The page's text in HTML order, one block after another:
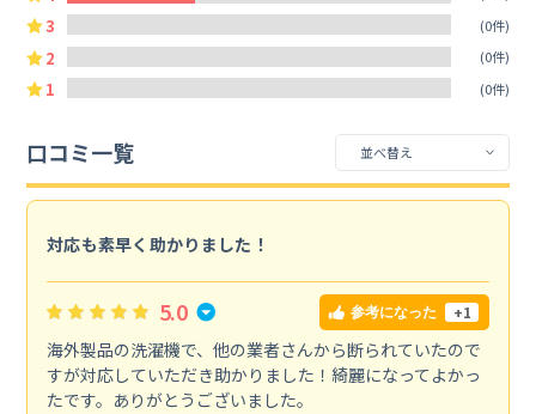
3 (0件)
2 (0件)
1 (0件)
口コミ一覧
対応も素早く助かりました！
5.0 参考になった +1
海外製品の洗濯機で、他の業者さんから断られていたので
すが対応していただき助かりました！綺麗になってよかっ
たです。ありがとうございました。